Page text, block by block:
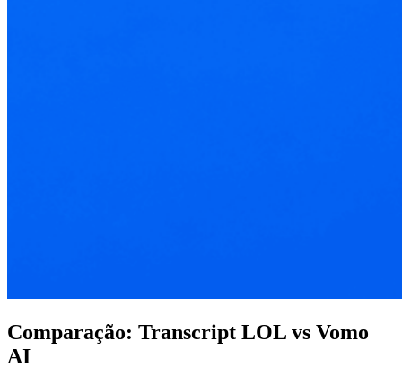
Comparação: Transcript LOL vs Vomo
AI